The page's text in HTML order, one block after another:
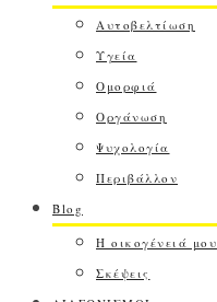
Αυτοβελτίωση
Υγεία
Ομορφιά
Οργάνωση
Ψυχολογία
Περιβάλλον
Blog
Η οικογένειά μου
Σκέψεις